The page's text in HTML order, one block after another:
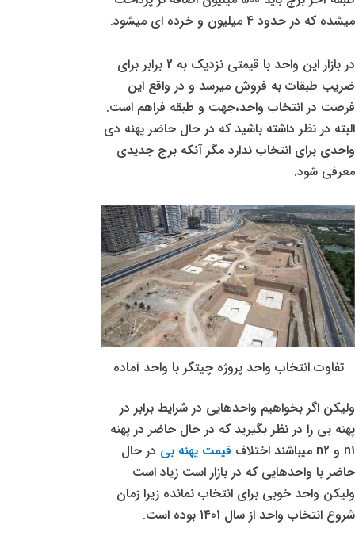
میشده که در حدود 4 میلیون و خرده ای میشود.
در بازار این واحد با قیمتی نزدیک به 2 برابر برای
ضریب طبقات به فروش میرسد و در واقع این
فرصت در انتخاب واحد،جهت و طبقه فراهم است.
البته در نظر داشته باشید که در حال حاضر پهنه دی
واحدی برای انتخاب ندارد مگر آنکه برج جدیدی
معرفی شود.
تفاوت انتخاب واحد پروژه چیتگر با واحد آماده
ولیکن اگر بخواهیم واحدهایی در شرایط برابر در
پهنه بی را در نظر بگیرید که در حال حاضر در پهنه
n1 و n2 میباشند اختلاف
قیمت پهنه بی در حال
حاضر با واحدهایی که در بازار است زیاد است
ولیکن واحد خوبی برای انتخاب نمانده زیرا زمان
شروع انتخاب واحد از سال 1401 بوده است.